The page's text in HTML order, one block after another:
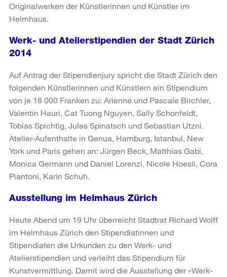
Originalwerken der Künstlerinnen und Künstler im
Helmhaus.
Werk- und Atelierstipendien der Stadt Zürich
2014
Auf Antrag der Stipendienjury spricht die Stadt Zürich den
folgenden Künstlerinnen und Künstlern ein Stipendium
von je 18 000 Franken zu: Arienne und Pascale Birchler,
Valentin Hauri, Cat Tuong Nguyen, Sally Schonfeldt,
Tobias Spichtig, Jules Spinatsch und Sebastian Utzni.
Atelier-Aufenthalte in Genua, Hamburg, Istanbul, New
York und Paris gehen an: Jürgen Beck, Matthias Gabi,
Monica Germann und Daniel Lorenzi, Nicole Hoesli, Cora
Piantoni, Karin Schuh.
Ausstellung im Helmhaus Zürich
Heute Abend um 19 Uhr überreicht Stadtrat Richard Wolff
im Helmhaus Zürich den Stipendiatinnen und
Stipendiaten die Urkunden zu den Werk- und
Atelierstipendien und verleiht das Stipendium für
Kunstvermittlung. Damit wird die Ausstellung der «Werk-